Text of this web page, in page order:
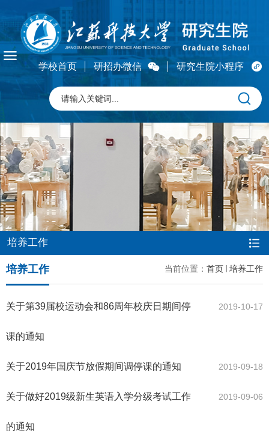
学校首页 研招办微信 研究生院小程序
培养工作
当前位置： 首页 培养工作
培养工作
关于第39届校运动会和86周年校庆日期间停
课的通知
2019-10-17
关于2019年国庆节放假期间调停课的通知 2019-09-18
关于做好2019级新生英语入学分级考试工作
的通知
2019-09-06